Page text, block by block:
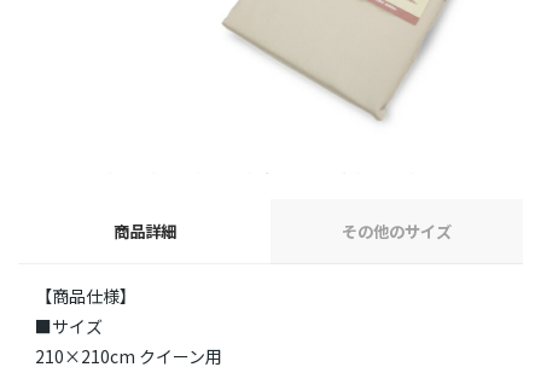
商品詳細 その他のサイズ
【商品仕様】
■サイズ
210×210cm クイーン用